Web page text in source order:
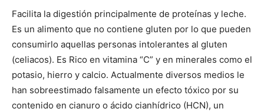
Facilita la digestión principalmente de proteínas y leche.
Es un alimento que no contiene gluten por lo que pueden
consumirlo aquellas personas intolerantes al gluten
(celiacos). Es Rico en vitamina “C” y en minerales como el
potasio, hierro y calcio. Actualmente diversos medios le
han sobreestimado falsamente un efecto tóxico por su
contenido en cianuro o ácido cianhídrico (HCN), un